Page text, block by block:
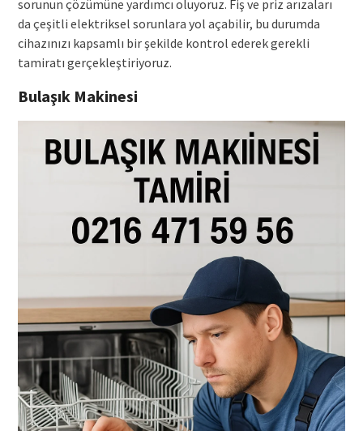
sorunun çözümüne yardımcı oluyoruz. Fiş ve priz arızaları
da çeşitli elektriksel sorunlara yol açabilir, bu durumda
cihazınızı kapsamlı bir şekilde kontrol ederek gerekli
tamiratı gerçekleştiriyoruz.
Bulaşık Makinesi